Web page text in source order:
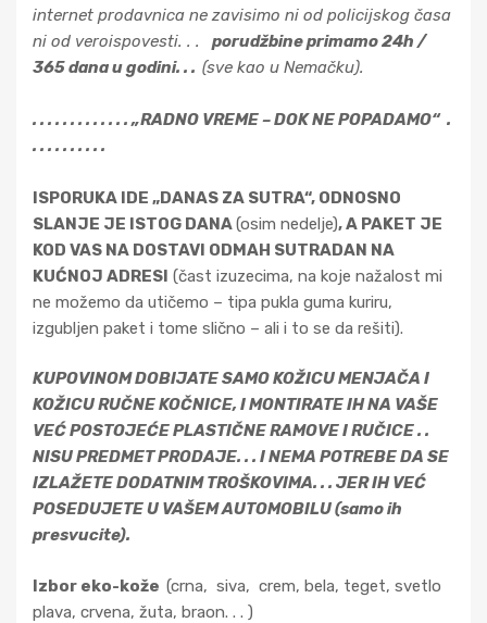
internet prodavnica ne zavisimo ni od policijskog časa
ni od veroispovesti. . .
porudžbine primamo 24h /
365 dana u godini. . . (sve kao u Nemačku).
. . . . . . . . . . . . . „RADNO VREME – DOK NE POPADAMO“ .
. . . . . . . . . .
ISPORUKA IDE „DANAS ZA SUTRA“, ODNOSNO
SLANJE JE ISTOG DANA(osim nedelje), A PAKET JE
KOD VAS NA DOSTAVI ODMAH SUTRADAN NA
KUĆNOJ ADRESI (čast izuzecima, na koje nažalost mi
ne možemo da utičemo – tipa pukla guma kuriru,
izgubljen paket i tome slično – ali i to se da rešiti).
KUPOVINOM DOBIJATE SAMO KOŽICU MENJAČA I
KOŽICU RUČNE KOČNICE, I MONTIRATE IH NA VAŠE
VEĆ POSTOJEĆE PLASTIČNE RAMOVE I RUČICE . .
NISU PREDMET PRODAJE. . . I NEMA POTREBE DA SE
IZLAŽETE DODATNIM TROŠKOVIMA. . . JER IH VEĆ
POSEDUJETE U VAŠEM AUTOMOBILU (samo ih
presvucite).
Izbor eko-kože (crna, siva, crem, bela, teget, svetlo
plava, crvena, žuta, braon. . . )